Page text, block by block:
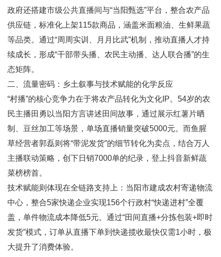
政府还搭建市级公共直播间与“当阳甄选”平台，整合农产品
供应链，标准化上架115款商品，涵盖米面粮油、生鲜果蔬
等品类。通过“周周实训、月月比武”机制，推动直播人才持
续成长，形成“干部带头播、农民主动播、达人联合播”的生
态矩阵。
二、流量密码：乡土叙事与技术赋能的化学反应
“村播”的核心竞争力在于将农产品转化为文化IP。54岁的农
民主播田勇以当阳方言讲述田间故事，通过展示红薯片晒
制、豆丝加工等场景，单场直播销量突破5000元。而鱼腥
草经营者郭磊则将“带泥发货”的细节转化为卖点，结合万人
主播联动策略，创下日销7000单的纪录，登上抖音新鲜蔬
菜榜榜首。
技术赋能则体现在全链路支持上：当阳市建成农村寄递物流
中心，整合5家快递企业实现156个行政村“快递进村”全覆
盖，单件物流成本降低5元。通过“田间直播+分拣包装+即时
发货”模式，订单从直播下单到快递揽收最快仅需1小时，极
大提升了消费体验。